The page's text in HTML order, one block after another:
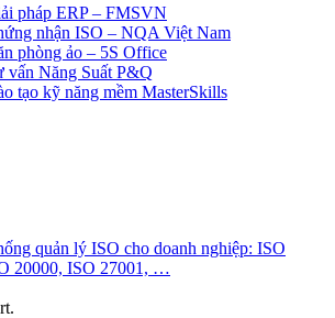
pháp ERP – FMSVN
nhận ISO – NQA Việt Nam
phòng ảo – 5S Office
vấn Năng Suất P&Q
tạo kỹ năng mềm MasterSkills